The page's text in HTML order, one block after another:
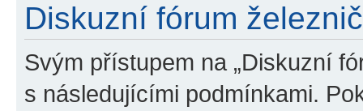
Diskuzní fórum
Svým přístupem na „Diskuzní
s následujícími podmínkami.